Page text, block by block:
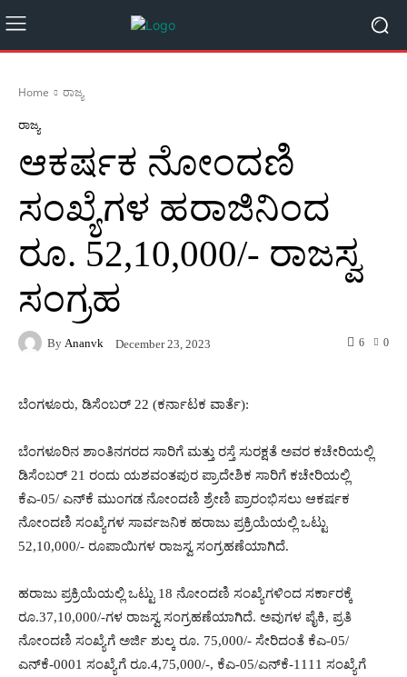
Home ರಾಜ್ಯ
ರಾಜ್ಯ
ಆಕರ್ಷಕ ನೋಂದಣಿ
ಸಂಖ್ಯೆಗಳ ಹರಾಜಿನಿಂದ
ರೂ. 52,10,000/- ರಾಜಸ್ವ
ಸಂಗ್ರಹ
By Ananvk December 23, 2023 0
6
ಬೆಂಗಳೂರು, ಡಿಸೆಂಬರ್ 22 (ಕರ್ನಾಟಕ ವಾರ್ತೆ):
ಬೆಂಗಳೂರಿನ ಶಾಂತಿನಗರದ ಸಾರಿಗೆ ಮತ್ತು ರಸ್ತೆ ಸುರಕ್ಷತೆ ಅವರ ಕಚೇರಿಯಲ್ಲಿ
ಡಿಸೆಂಬರ್ 21 ರಂದು ಯಶವಂತಪುರ ಪ್ರಾದೇಶಿಕ ಸಾರಿಗೆ ಕಚೇರಿಯಲ್ಲಿ
ಕೆಎ-05/ ಎನ್‍ಕೆ ಮುಂಗಡ ನೋಂದಣಿ ಶ್ರೇಣಿ ಪ್ರಾರಂಭಿಸಲು ಆಕರ್ಷಕ
ನೋಂದಣಿ ಸಂಖ್ಯೆಗಳ ಸಾರ್ವಜನಿಕ ಹರಾಜು ಪ್ರಕ್ರಿಯೆಯಲ್ಲಿ ಒಟ್ಟು
52,10,000/- ರೂಪಾಯಿಗಳ ರಾಜಸ್ವ ಸಂಗ್ರಹಣೆಯಾಗಿದೆ.
ಹರಾಜು ಪ್ರಕ್ರಿಯೆಯಲ್ಲಿ ಒಟ್ಟು 18 ನೋಂದಣಿ ಸಂಖ್ಯೆಗಳಿಂದ ಸರ್ಕಾರಕ್ಕೆ
ರೂ.37,10,000/-ಗಳ ರಾಜಸ್ವ ಸಂಗ್ರಹಣೆಯಾಗಿದೆ. ಅವುಗಳ ಪೈಕಿ, ಪ್ರತಿ
ನೋಂದಣಿ ಸಂಖ್ಯೆಗೆ ಅರ್ಜಿ ಶುಲ್ಕ ರೂ. 75,000/- ಸೇರಿದಂತೆ ಕೆಎ-05/
ಎನ್‍ಕೆ-0001 ಸಂಖ್ಯೆಗೆ ರೂ.4,75,000/-, ಕೆಎ-05/ಎನ್‍ಕೆ-1111 ಸಂಖ್ಯೆಗೆ